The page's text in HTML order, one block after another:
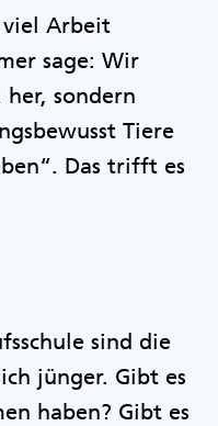
Arbeit
sage: Wir
sondern
Tiere
Das trifft es
sind die
jünger. Gibt es
haben? Gibt es